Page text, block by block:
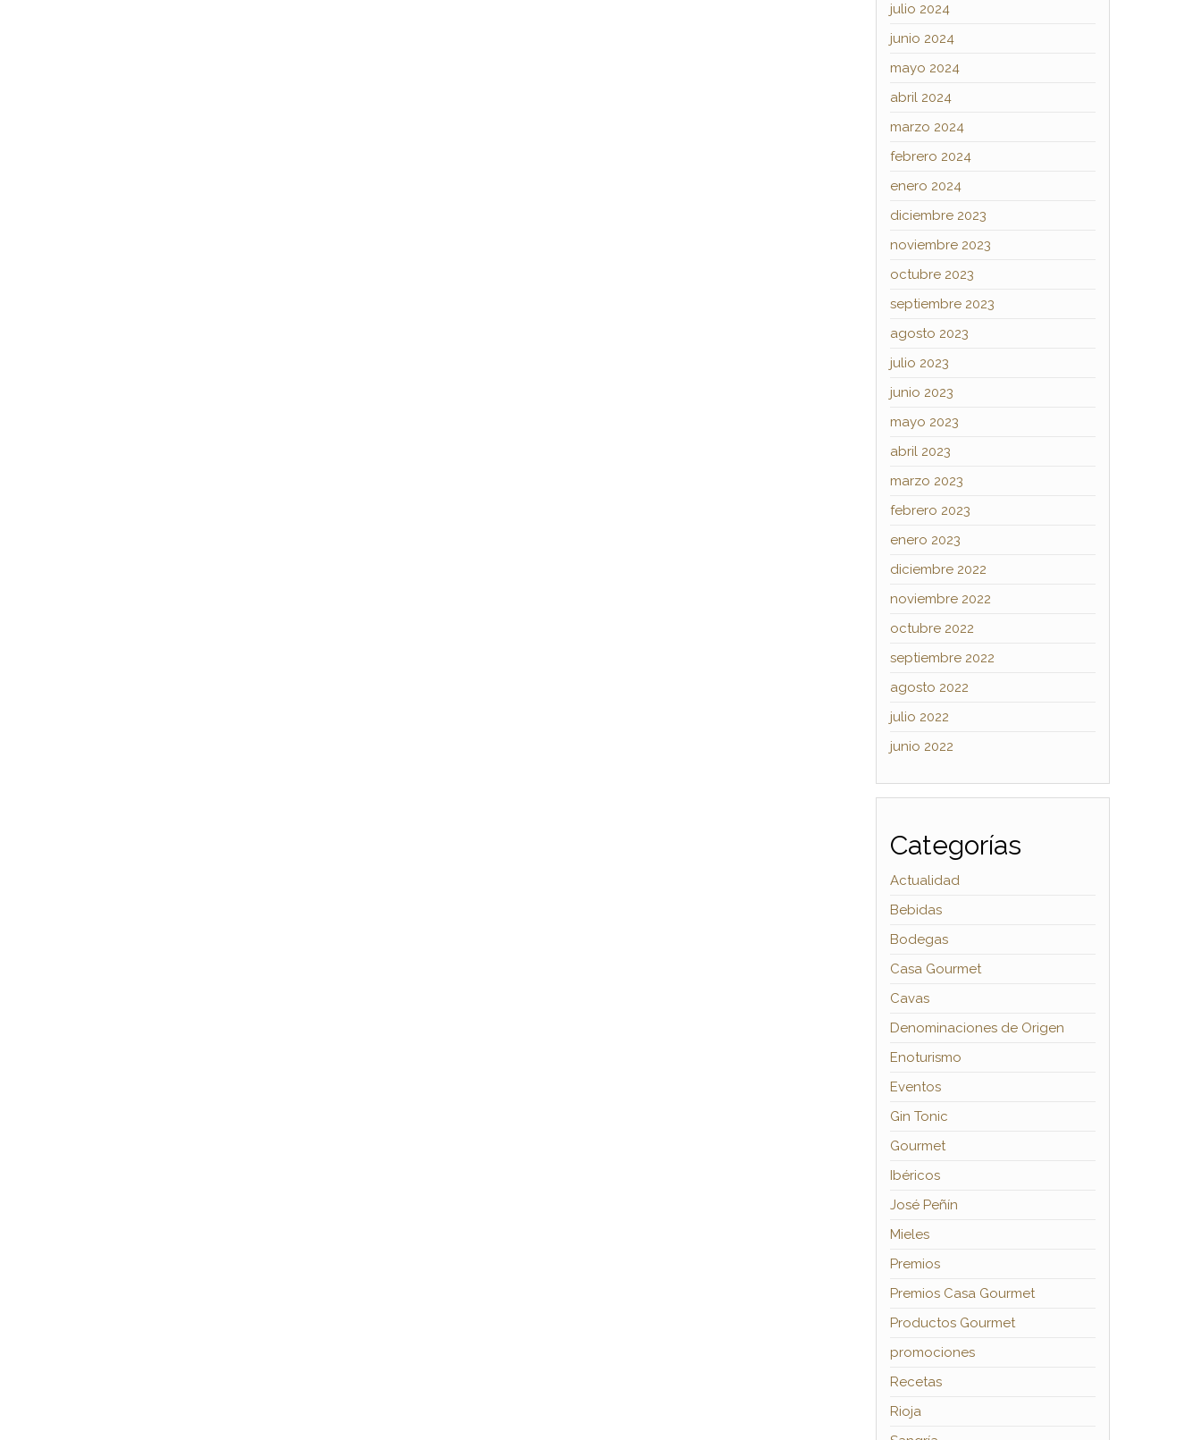
julio 2024
junio 2024
mayo 2024
abril 2024
marzo 2024
febrero 2024
enero 2024
diciembre 2023
noviembre 2023
octubre 2023
septiembre 2023
agosto 2023
julio 2023
junio 2023
mayo 2023
abril 2023
marzo 2023
febrero 2023
enero 2023
diciembre 2022
noviembre 2022
octubre 2022
septiembre 2022
agosto 2022
julio 2022
junio 2022
Categorías
Actualidad
Bebidas
Bodegas
Casa Gourmet
Cavas
Denominaciones de Origen
Enoturismo
Eventos
Gin Tonic
Gourmet
Ibéricos
José Peñín
Mieles
Premios
Premios Casa Gourmet
Productos Gourmet
promociones
Recetas
Rioja